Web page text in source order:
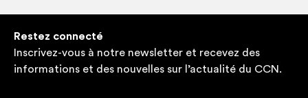
Restez connecté
Inscrivez-vous à notre newsletter et recevez des
informations et des nouvelles sur l’actualité du CCN.